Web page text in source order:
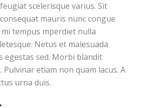
scelerisque varius. Sit
mauris nunc congue
tempus mperdiet nulla
Netus et malesuada
egestas sed. Morbi blandit
Pulvinar etiam non quam lacus. A
urna duis.